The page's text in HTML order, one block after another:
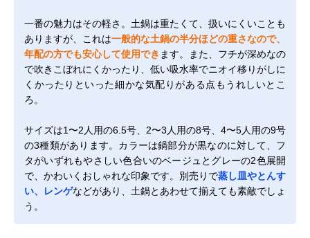
一番の魅力はその軽さ。土鍋は重たくて、扱いにくいことも
ありますが、これは一般的な土鍋の半分ほどの重さなので、
年配の方でも安心して使用でき ます。また、フチが深めなの
で吹きこぼれにくかったり、低い吸水率でニオイ移りがしに
くかったりといった細かな気配りがある点もうれしいとこ
ろ。
サイズは1〜2人用の6.5号、2〜3人用の8号、4〜5人用の9号
の3種類があります。カラーは鍋部分が黒なのに対して、フ
タがいずれもやさしい色合いのベージュとグレーの2色展開
で、かわいくおしゃれな印象です。別売りで蒸し皿やとんす
い、レンゲなどがあり、土鍋とあわせて揃えても素敵でしょ
う。